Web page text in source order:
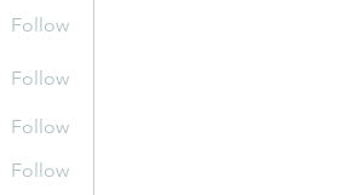
Follow
Follow
Follow
Follow